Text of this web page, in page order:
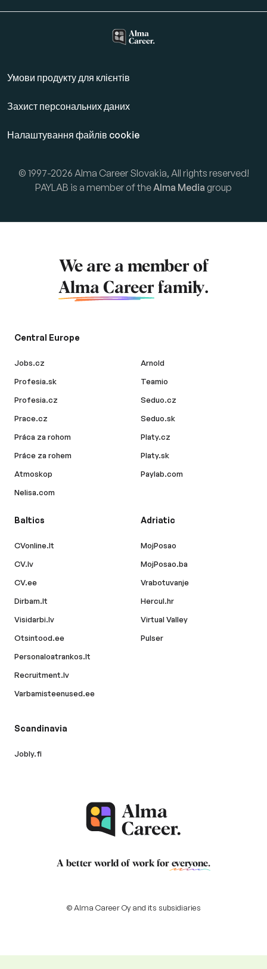
Умови продукту для клієнтів
Захист персональних даних
Налаштування файлів cookie
© 1997-2026 Alma Career Slovakia, All rights reserved!
PAYLAB is a member of the Alma Media group
We are a member of
Alma Career family.
Central Europe
Jobs.cz
Profesia.sk
Profesia.cz
Prace.cz
Práca za rohom
Práce za rohem
Atmoskop
Nelisa.com
Arnold
Teamio
Seduo.cz
Seduo.sk
Platy.cz
Platy.sk
Paylab.com
Baltics
CVonline.lt
CV.lv
CV.ee
Dirbam.lt
Visidarbi.lv
Otsintood.ee
Personaloatrankos.lt
Recruitment.lv
Varbamisteenused.ee
Adriatic
MojPosao
MojPosao.ba
Vrabotuvanje
Hercul.hr
Virtual Valley
Pulser
Scandinavia
Jobly.fi
A better world of work for everyone.
© Alma Career Oy and its subsidiaries